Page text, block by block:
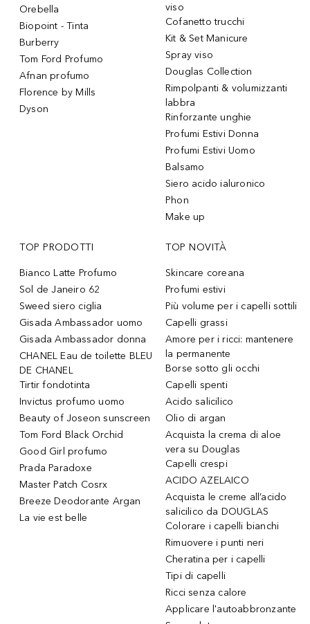
Orebella
Biopoint - Tinta
Burberry
Tom Ford Profumo
Afnan profumo
Florence by Mills
Dyson
viso
Cofanetto trucchi
Kit & Set Manicure
Spray viso
Douglas Collection
Rimpolpanti & volumizzanti
labbra
Rinforzante unghie
Profumi Estivi Donna
Profumi Estivi Uomo
Balsamo
Siero acido ialuronico
Phon
Make up
TOP PRODOTTI
Bianco Latte Profumo
Sol de Janeiro 62
Sweed siero ciglia
Gisada Ambassador uomo
Gisada Ambassador donna
CHANEL Eau de toilette BLEU
DE CHANEL
Tirtir fondotinta
Invictus profumo uomo
Beauty of Joseon sunscreen
Tom Ford Black Orchid
Good Girl profumo
Prada Paradoxe
Master Patch Cosrx
Breeze Deodorante Argan
La vie est belle
TOP NOVITÀ
Skincare coreana
Profumi estivi
Più volume per i capelli sottili
Capelli grassi
Amore per i ricci: mantenere
la permanente
Borse sotto gli occhi
Capelli spenti
Acido salicilico
Olio di argan
Acquista la crema di aloe
vera su Douglas
Capelli crespi
ACIDO AZELAICO
Acquista le creme all’acido
salicilico da DOUGLAS
Colorare i capelli bianchi
Rimuovere i punti neri
Cheratina per i capelli
Tipi di capelli
Ricci senza calore
Applicare l'autoabbronzante